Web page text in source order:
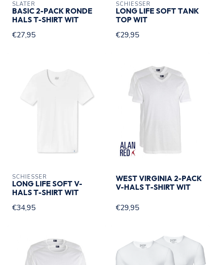
SLATER
BASIC 2-PACK RONDE
HALS T-SHIRT WIT
€27,95
SCHIESSER
LONG LIFE SOFT TANK
TOP WIT
€29,95
SCHIESSER
LONG LIFE SOFT V-
HALS T-SHIRT WIT
€34,95
WEST VIRGINIA 2-PACK
V-HALS T-SHIRT WIT
€29,95